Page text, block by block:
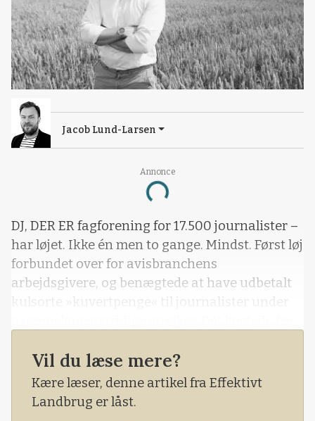
Annonce
Loading...
Jacob Lund-Larsen
DJ, DER ER fagforening for 17.500 journalister –
har løjet. Ikke én men to gange. Mindst. Først løj
forbundet over for avisbranchens
arbejdsgivere, og benægtede at have udbetalt
kulsorte »kuvertpenge« til journalister under
Vil du læse mere?
Kære læser, denne artikel fra Effektivt
Landbrug er låst.